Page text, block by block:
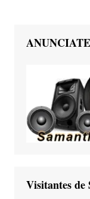
Visitantes de